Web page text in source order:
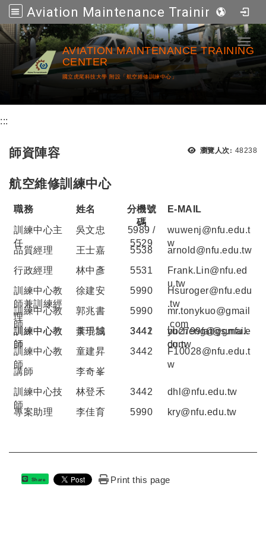
Aviation Maintenance Training Center
跳到主要內容
AVIATION MAINTENANCE TRAINING
CENTER
國立虎尾科技大學 附設「航空維修訓練中心」
:::
瀏覽人次: 瀏覽次
48238
師資陣容
航空維修訓練中心
職務 姓名
分機號
碼
E-MAIL
訓練中心主
任
吳文忠
5989 /
5529
wuwenj@nfu.edu.t
w
品質經理 王士嘉 5538
arnold@nfu.edu.tw
行政經理
林中彥 5531
Frank.Lin@nfu.ed
u.tw
訓練中心教
師兼訓練經
理
徐建安 5990
Hsuroger@nfu.edu
.tw
訓練中心教
師
郭兆書 5990
mr.tonykuo@gmail
.com
訓練中心教
師
李琨鵠 3442
bb2799fat@gmail.
com
訓練中心教
師
黃于城 3441
yucheng@gs.nfu.e
du.tw
訓練中心教
師
童建昇 3442
F10028@nfu.edu.t
w
講師
李奇峯
訓練中心技
師
林登禾 3442
dhl@nfu.edu.tw
專案助理
李佳育 5990 kry@nfu.edu.tw
Share Print this page